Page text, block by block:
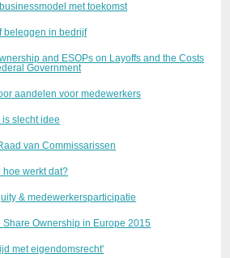
met toekomst
beleggen in bedrijf
and ESOPs on Layoffs and the Costs
Government
aandelen voor medewerkers
slecht idee
van Commissarissen
hoe werkt dat?
& medewerkersparticipatie
Ownership in Europe 2015
met eigendomsrecht'